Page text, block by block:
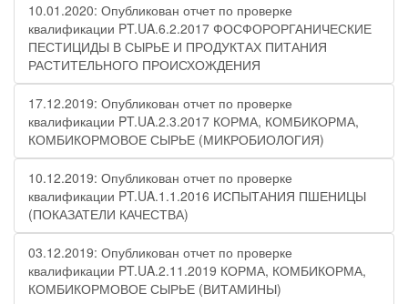
10.01.2020: Опубликован отчет по проверке
квалификации PT.UA.6.2.2017 ФОСФОРОРГАНИЧЕСКИЕ
ПЕСТИЦИДЫ В СЫРЬЕ И ПРОДУКТАХ ПИТАНИЯ
РАСТИТЕЛЬНОГО ПРОИСХОЖДЕНИЯ
17.12.2019: Опубликован отчет по проверке
квалификации PT.UA.2.3.2017 КОРМА, КОМБИКОРМА,
КОМБИКОРМОВОЕ СЫРЬЕ (МИКРОБИОЛОГИЯ)
10.12.2019: Опубликован отчет по проверке
квалификации PT.UA.1.1.2016 ИСПЫТАНИЯ ПШЕНИЦЫ
(ПОКАЗАТЕЛИ КАЧЕСТВА)
03.12.2019: Опубликован отчет по проверке
квалификации PT.UA.2.11.2019 КОРМА, КОМБИКОРМА,
КОМБИКОРМОВОЕ СЫРЬЕ (ВИТАМИНЫ)